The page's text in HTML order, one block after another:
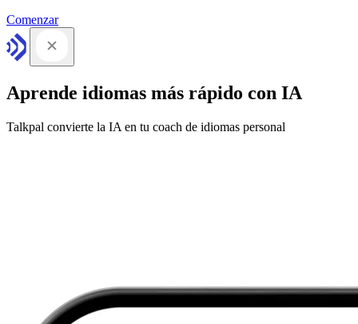
Comenzar
Aprende idiomas más rápido con IA
Talkpal convierte la IA en tu coach de idiomas personal